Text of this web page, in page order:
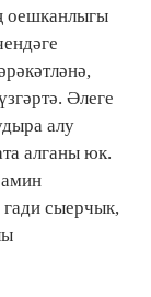
оешканлыгы
Әлеге
алу
алганы юк.
сыерчык,